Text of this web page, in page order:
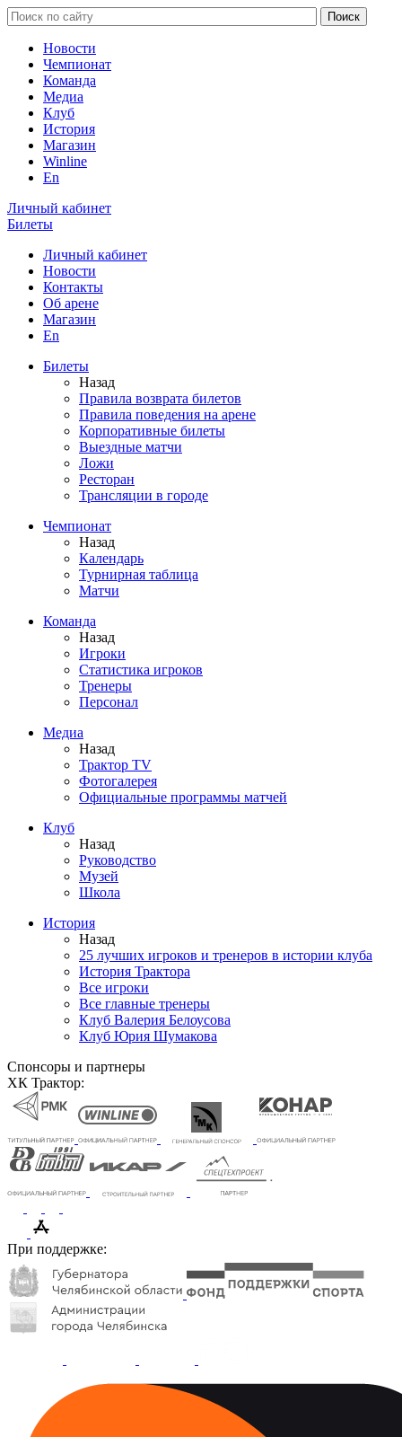
Новости
Чемпионат
Команда
Медиа
Клуб
История
Магазин
Winline
En
Личный кабинет
Билеты
Личный кабинет
Новости
Контакты
Об арене
Магазин
En
Билеты
Назад
Правила возврата билетов
Правила поведения на арене
Корпоративные билеты
Выездные матчи
Ложи
Ресторан
Трансляции в городе
Чемпионат
Назад
Календарь
Турнирная таблица
Матчи
Команда
Назад
Игроки
Статистика игроков
Тренеры
Персонал
Медиа
Назад
Трактор TV
Фотогалерея
Официальные программы матчей
Клуб
Назад
Руководство
Музей
Школа
История
Назад
25 лучших игроков и тренеров в истории клуба
История Трактора
Все игроки
Все главные тренеры
Клуб Валерия Белоусова
Клуб Юрия Шумакова
Спонсоры и партнеры
ХК Трактор:
При поддержке: